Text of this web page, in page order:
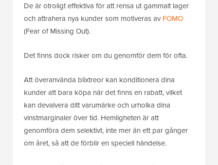
De är otroligt effektiva för att rensa ut gammalt lager
och attrahera nya kunder som motiveras av FOMO
(Fear of Missing Out).
Det finns dock risker om du genomför dem för ofta.
Att överanvända blixtreor kan konditionera dina
kunder att bara köpa när det finns en rabatt, vilket
kan devalvera ditt varumärke och urholka dina
vinstmarginaler över tid. Hemligheten är att
genomföra dem selektivt, inte mer än ett par gånger
om året, så att de förblir en speciell händelse.